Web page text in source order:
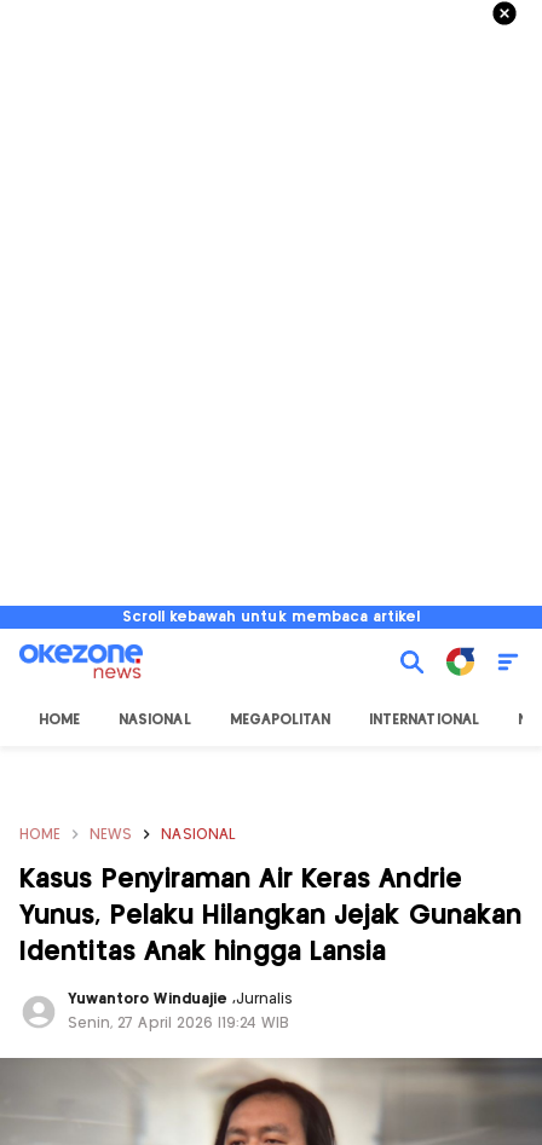
Scroll kebawah untuk membaca artikel
HOME NASIONAL MEGAPOLITAN INTERNATIONAL
HOME NEWS NASIONAL
Kasus Penyiraman Air Keras Andrie
Yunus, Pelaku Hilangkan Jejak Gunakan
Identitas Anak hingga Lansia
Yuwantoro Winduajie ,Jurnalis
Senin, 27 April 2026 |19:24 WIB